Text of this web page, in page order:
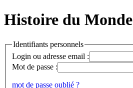
Histoire du Monde
Identifiants personnels
Login ou adresse email :
Mot de passe :
mot de passe oublié ?